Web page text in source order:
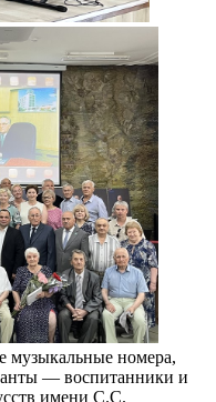
музыкальные номера,
— воспитанники и
имени С.С.